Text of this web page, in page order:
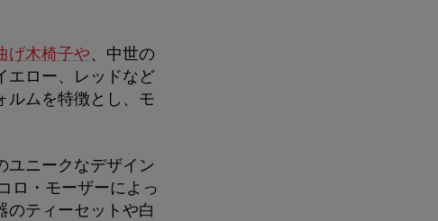
げ木椅子や、中世の
エロー、レッドなど
ルムを特徴とし、モ
ユニークなデザイン
ロ・モーザーによっ
のティーセットや白